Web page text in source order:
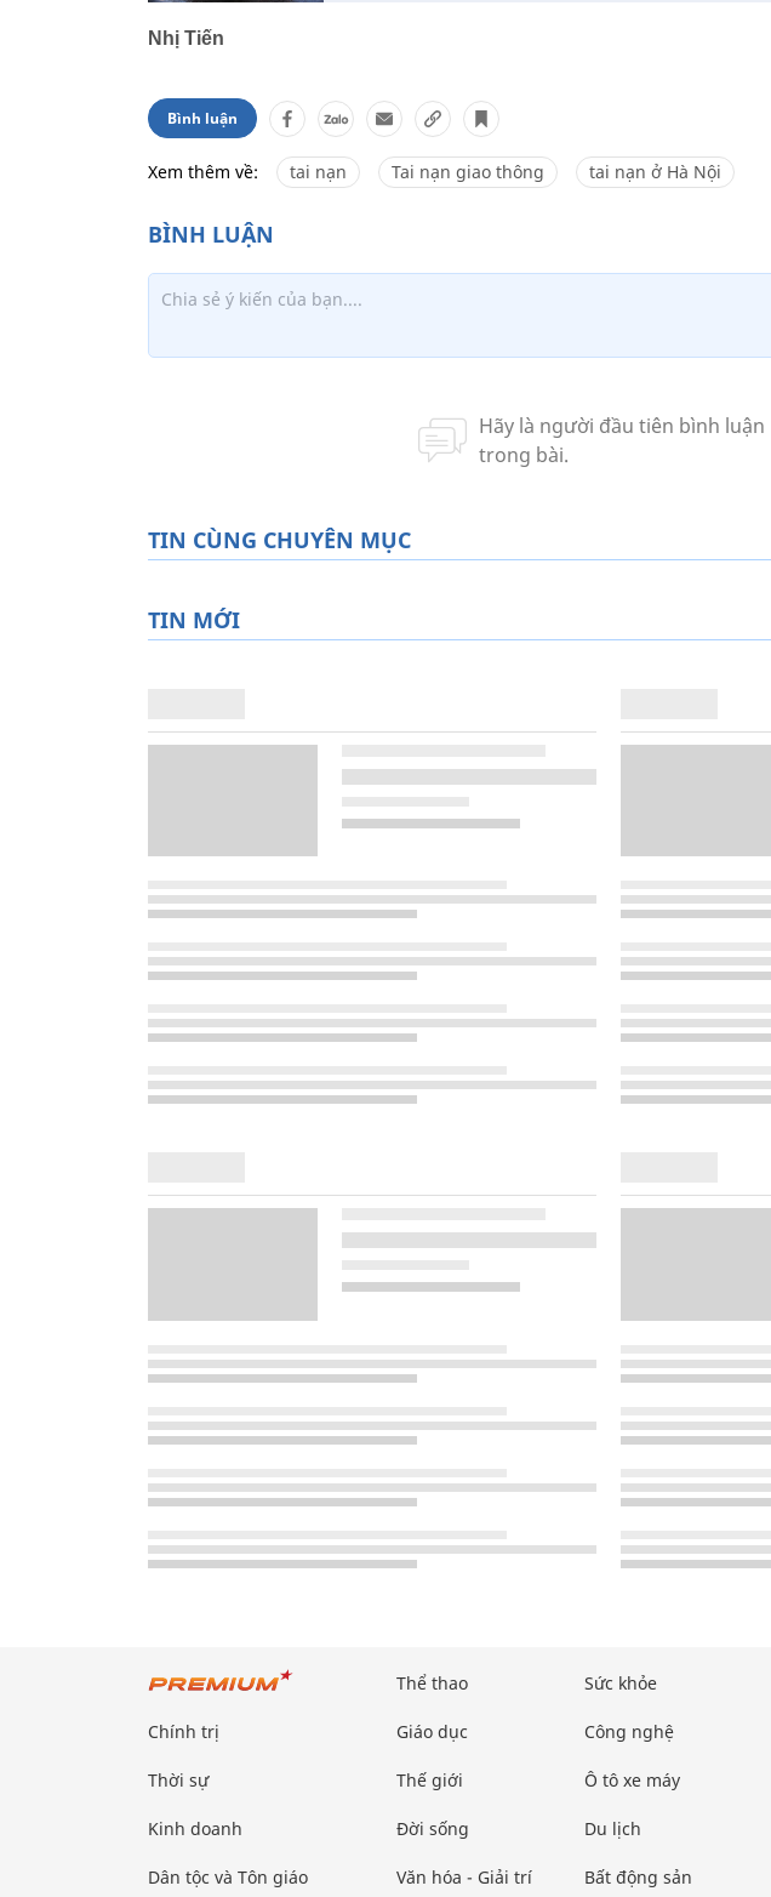
Nhị Tiến
Bình luận
Xem thêm về: tai nạn Tai nạn giao thông tai nạn ở Hà Nội
TIN CÙNG CHUYÊN MỤC
TIN MỚI
Chính trị
Thời sự
Kinh doanh
Dân tộc và Tôn giáo
Thể thao
Giáo dục
Thế giới
Đời sống
Văn hóa - Giải trí
Sức khỏe
Công nghệ
Ô tô xe máy
Du lịch
Bất động sản